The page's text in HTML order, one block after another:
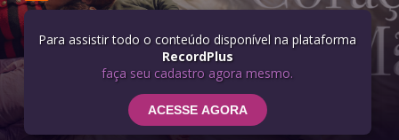
Para assistir todo o conteúdo disponível na plataforma
RecordPlus
faça seu cadastro agora mesmo.
ACESSE AGORA